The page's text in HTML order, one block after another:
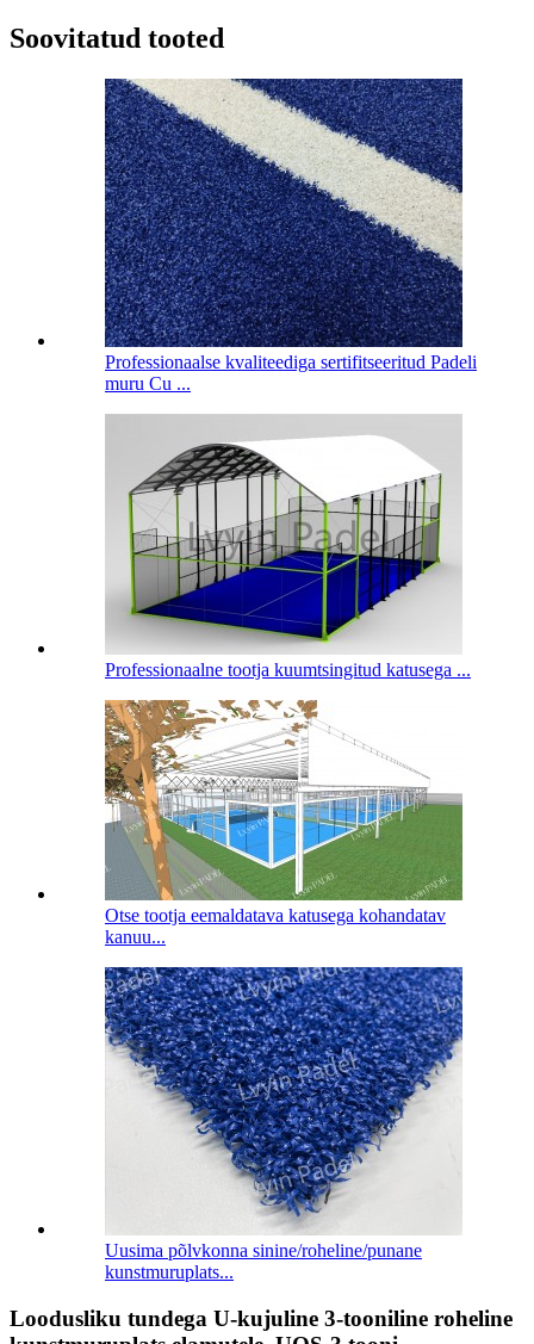
Soovitatud tooted
Professionaalse kvaliteediga sertifitseeritud Padeli
muru Cu ...
Professionaalne tootja kuumtsingitud katusega ...
Otse tootja eemaldatava katusega kohandatav
kanuu...
Uusima põlvkonna sinine/roheline/punane
kunstmuruplats...
Loodusliku tundega U-kujuline 3-tooniline roheline